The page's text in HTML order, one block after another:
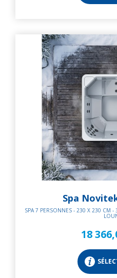
Spa
SPA 7 PERSONNES - 230 X 230 CM -
18